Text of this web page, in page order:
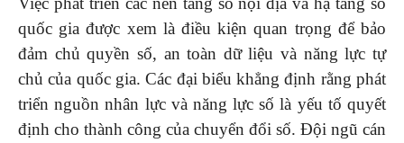
quốc gia được xem là điều kiện quan trọng để bảo
đảm chủ quyền số, an toàn dữ liệu và năng lực tự
chủ của quốc gia. Các đại biểu khẳng định rằng phát
triển nguồn nhân lực và năng lực số là yếu tố quyết
định cho thành công của chuyển đổi số. Đội ngũ cán